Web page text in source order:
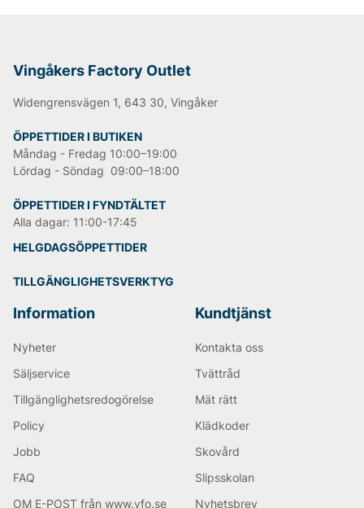
Vingåkers Factory Outlet
Widengrensvägen 1, 643 30, Vingåker
ÖPPETTIDER I BUTIKEN
Måndag - Fredag 10:00–19:00
Lördag - Söndag 09:00–18:00
ÖPPETTIDER I FYNDTÄLTET
Alla dagar: 11:00-17:45
HELGDAGSÖPPETTIDER
TILLGÄNGLIGHETSVERKTYG
Information
Nyheter
Säljservice
Tillgänglighetsredogörelse
Policy
Jobb
FAQ
OM E-POST från www.vfo.se
Kundtjänst
Kontakta oss
Tvättråd
Mät rätt
Klädkoder
Skovård
Slipsskolan
Nyhetsbrev